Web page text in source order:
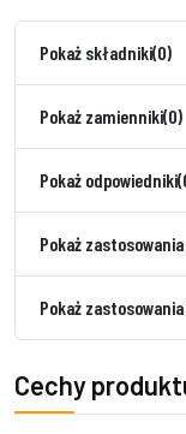
Pokaż składniki(0)
Pokaż zamienniki(0)
Pokaż odpowiedniki
Pokaż
Pokaż
Cechy